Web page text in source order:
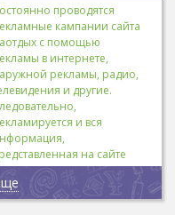
проводятся
кампании сайта
с помощью
в интернете,
рекламы, радио,
и другие.
и вся
на сайте